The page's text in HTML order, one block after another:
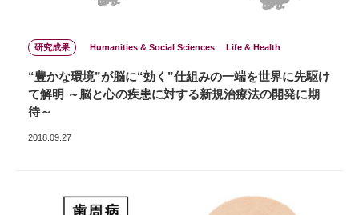
研究成果 Humanities & Social Sciences Life & Health
“豊かな環境”が脳に“効く”仕組みの一端を世界に先駆け
て解明 ～脳と心の疾患に対する新規治療法の開発に期
待～
2018.09.27